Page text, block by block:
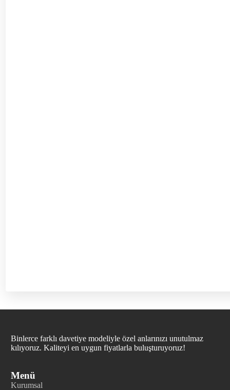
Binlerce farklı davetiye modeliyle özel anlarınızı unutulmaz
kılıyoruz. Kaliteyi en uygun fiyatlarla buluşturuyoruz!
Menü
Kurumsal